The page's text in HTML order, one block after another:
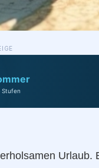
Stufen
Urlaub.